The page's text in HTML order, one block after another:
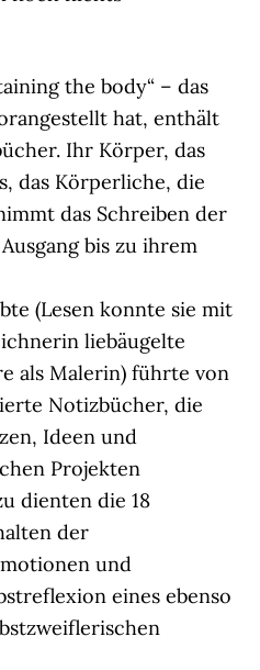
the body“ – das
hat, enthält
Ihr Körper, das
das Körperliche, die
das Schreiben der
bis zu ihrem
(Lesen konnte sie mit
liebäugelte
als Malerin) führte von
Notizbücher, die
Ideen und
Projekten
dienten die 18
der
und
eines ebenso